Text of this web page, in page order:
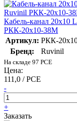
Кабель-канал 20х10
РКК-20х10-38М
Артикул: РКК-
Бренд:
Ruvinil
На складе 97 PCE
Цена:
111,0 / PCE
-
+
Заказать